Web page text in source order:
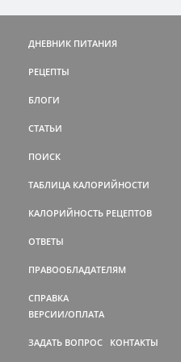
ДНЕВНИК ПИТАНИЯ
РЕЦЕПТЫ
БЛОГИ
СТАТЬИ
ПОИСК
ТАБЛИЦА КАЛОРИЙНОСТИ
КАЛОРИЙНОСТЬ РЕЦЕПТОВ
ОТВЕТЫ
ПРАВООБЛАДАТЕЛЯМ
СПРАВКА
ВЕРСИИ/ОПЛАТА
ЗАДАТЬ ВОПРОС КОНТАКТЫ